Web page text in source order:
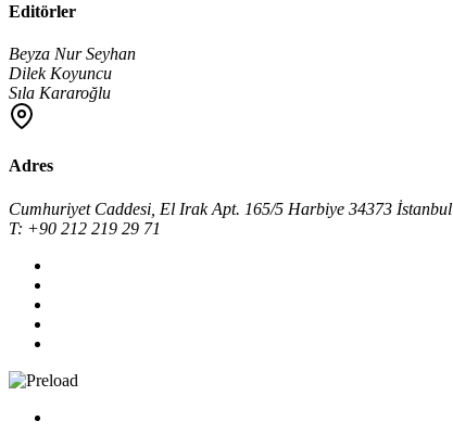
Editörler
Beyza Nur Seyhan
Dilek Koyuncu
Sıla Kararoğlu
Adres
Cumhuriyet Caddesi, El Irak Apt. 165/5 Harbiye 34373 İstanbul
T: +90 212 219 29 71